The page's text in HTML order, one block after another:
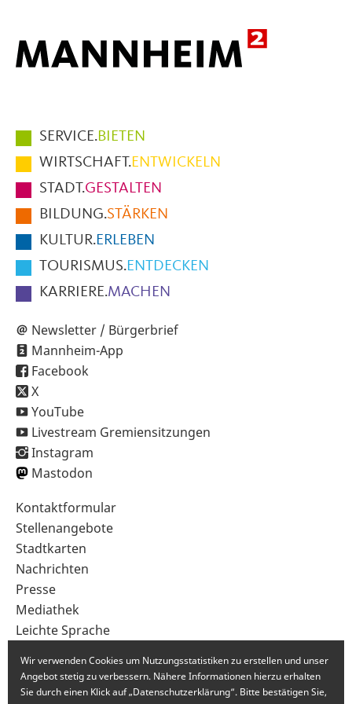
Hauptmenüpunkte
im
Fußbereich
der
Seite
SERVICE.BIETEN
WIRTSCHAFT.ENTWICKELN
STADT.GESTALTEN
BILDUNG.STÄRKEN
KULTUR.ERLEBEN
TOURISMUS.ENTDECKEN
KARRIERE.MACHEN
Newsletter / Bürgerbrief
Mannheim-App
Facebook
X
YouTube
Livestream Gremiensitzungen
Instagram
Mastodon
Sekundärnavigation
im
Fußbereich
Kontaktformular
Stellenangebote
Stadtkarten
Nachrichten
Presse
Mediathek
Leichte Sprache
Wir verwenden Cookies um Nutzungsstatistiken zu erstellen und unser
Angebot stetig zu verbessern. Nähere Informationen hierzu erhalten
Sie durch einen Klick auf „Datenschutzerklärung“. Bitte bestätigen Sie,